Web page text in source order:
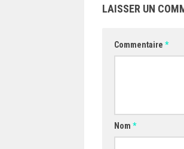
LAISSER UN
Commentaire *
Nom *